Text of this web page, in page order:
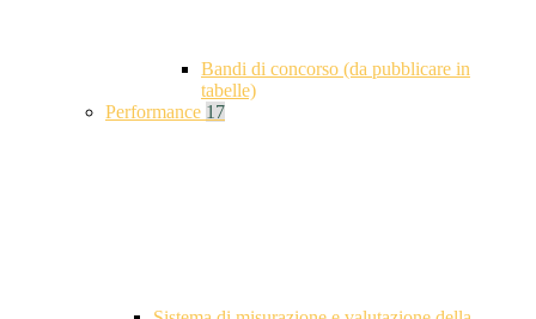
Bandi di concorso (da pubblicare in
tabelle)
Performance 17